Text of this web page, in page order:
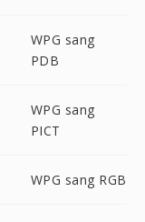
WPG sang
PDB
WPG sang
PICT
WPG sang RGB